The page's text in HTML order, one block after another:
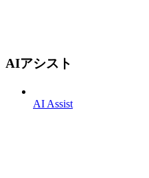
AIアシスト
AI Assist